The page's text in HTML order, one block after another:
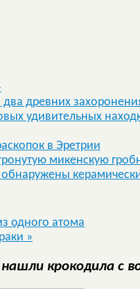
древних
удивительных
в Эретрии
микенскую
одного атома
»
крокодила с